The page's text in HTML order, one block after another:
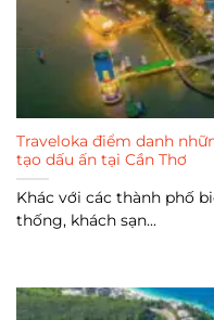
Traveloka điểm danh
tạo dấu ấn tại Cần Thơ
Khác với các thành phố
thống, khách sạn...